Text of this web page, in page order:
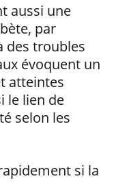
aussi une
par
des troubles
évoquent un
atteintes
le lien de
selon les
si la